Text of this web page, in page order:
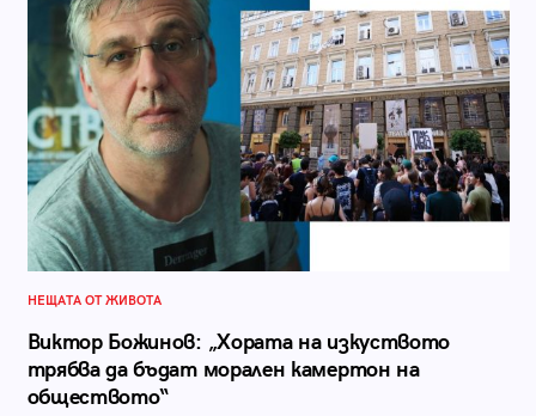
НЕЩАТА ОТ ЖИВОТА
Виктор Божинов: „Хората на изкуството
трябва да бъдат морален камертон на
обществото“